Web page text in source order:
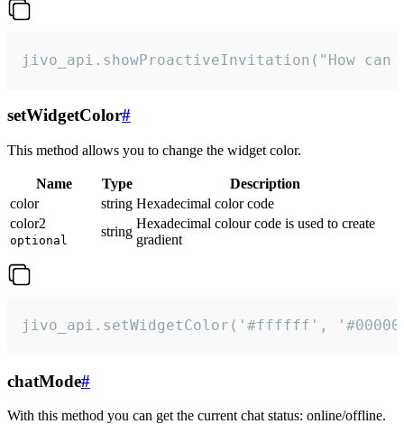
jivo_api.showProactiveInvitation("How
setWidgetColor#
This method allows you to change the widget color.
Name Type
Description
color
string Hexadecimal color code
color2
optional
string
Hexadecimal colour code is used to create
gradient
jivo_api.setWidgetColor('#ffffff',
chatMode#
With this method you can get the current chat status: online/offline.